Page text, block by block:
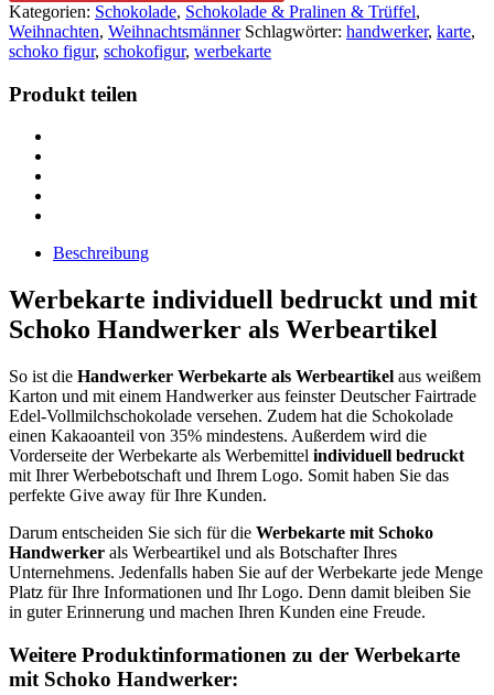
Kategorien: Schokolade, Schokolade & Pralinen & Trüffel,
Weihnachten, Weihnachtsmänner Schlagwörter: handwerker, karte,
schoko figur, schokofigur, werbekarte
Produkt teilen
Beschreibung
Werbekarte individuell bedruckt und mit
Schoko Handwerker als Werbeartikel
So ist die Handwerker Werbekarte als Werbeartikel aus weißem
Karton und mit einem Handwerker aus feinster Deutscher Fairtrade
Edel-Vollmilchschokolade versehen. Zudem hat die Schokolade
einen Kakaoanteil von 35% mindestens. Außerdem wird die
Vorderseite der Werbekarte als Werbemittel individuell bedruckt
mit Ihrer Werbebotschaft und Ihrem Logo. Somit haben Sie das
perfekte Give away für Ihre Kunden.
Darum entscheiden Sie sich für die Werbekarte mit Schoko
Handwerker als Werbeartikel und als Botschafter Ihres
Unternehmens. Jedenfalls haben Sie auf der Werbekarte jede Menge
Platz für Ihre Informationen und Ihr Logo. Denn damit bleiben Sie
in guter Erinnerung und machen Ihren Kunden eine Freude.
Weitere Produktinformationen zu der Werbekarte
mit Schoko Handwerker: